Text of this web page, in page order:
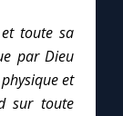
toute sa
par Dieu
et
sur toute